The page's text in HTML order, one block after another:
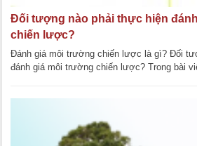
Đối tượng nào phải thực hiện
chiến lược?
Đánh giá môi trường chiến lược là gì? Đối
đánh giá môi trường chiến lược? Trong bài